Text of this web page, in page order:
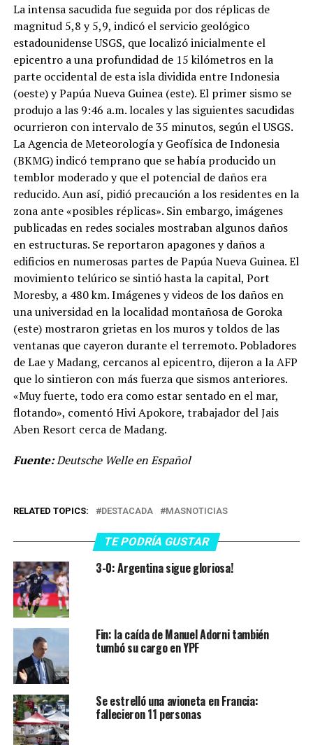
La intensa sacudida fue seguida por dos réplicas de
magnitud 5,8 y 5,9, indicó el servicio geológico
estadounidense USGS, que localizó inicialmente el
epicentro a una profundidad de 15 kilómetros en la
parte occidental de esta isla dividida entre Indonesia
(oeste) y Papúa Nueva Guinea (este). El primer sismo se
produjo a las 9:46 a.m. locales y las siguientes sacudidas
ocurrieron con intervalo de 35 minutos, según el USGS.
La Agencia de Meteorología y Geofísica de Indonesia
(BKMG) indicó temprano que se había producido un
temblor moderado y que el potencial de daños era
reducido. Aun así, pidió precaución a los residentes en la
zona ante «posibles réplicas». Sin embargo, imágenes
publicadas en redes sociales mostraban algunos daños
en estructuras. Se reportaron apagones y daños a
edificios en numerosas partes de Papúa Nueva Guinea. El
movimiento telúrico se sintió hasta la capital, Port
Moresby, a 480 km. Imágenes y videos de los daños en
una universidad en la localidad montañosa de Goroka
(este) mostraron grietas en los muros y toldos de las
ventanas que cayeron durante el terremoto. Pobladores
de Lae y Madang, cercanos al epicentro, dijeron a la AFP
que lo sintieron con más fuerza que sismos anteriores.
«Muy fuerte, todo era como estar sentado en el mar,
flotando», comentó Hivi Apokore, trabajador del Jais
Aben Resort cerca de Madang.
Fuente:Deutsche Welle en Español
RELATED TOPICS: DESTACADA MASNOTICIAS
TE PODRÍA GUSTAR
3-0: Argentina sigue gloriosa!
Fin: la caída de Manuel Adorni también
tumbó su cargo en YPF
Se estrelló una avioneta en Francia:
fallecieron 11 personas